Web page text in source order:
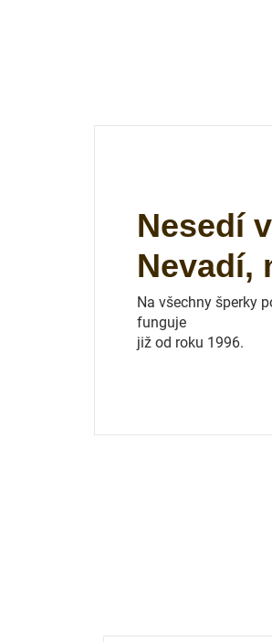
Nesedí
Nevadí,
Na všechny šperky
funguje
již od roku 1996.